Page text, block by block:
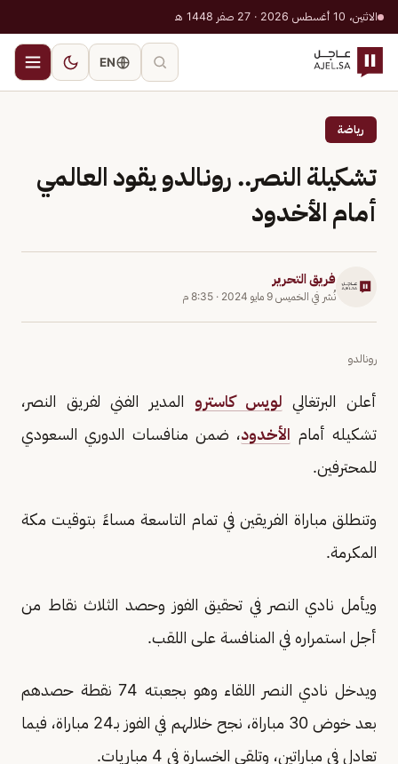
الاثنين، 10 أغسطس 2026 · 27 صفر 1448 هـ
EN
رياضة
تشكيلة النصر.. رونالدو يقود العالمي
أمام الأخدود
فريق التحرير
نُشر في الخميس 9 مايو 2024 · 8:35 م
رونالدو
أعلن البرتغالي لويس كاسترو المدير الفني لفريق النصر،
تشكيله أمام الأخدود، ضمن منافسات الدوري السعودي
للمحترفين.
وتنطلق مباراة الفريقين في تمام التاسعة مساءً بتوقيت مكة
المكرمة.
ويأمل نادي النصر في تحقيق الفوز وحصد الثلاث نقاط من
أجل استمراره في المنافسة على اللقب.
ويدخل نادي النصر اللقاء وهو بجعبته 74 نقطة حصدهم
بعد خوض 30 مباراة، نجح خلالهم في الفوز بـ24 مباراة، فيما
تعادل في مباراتين، وتلقى الخسارة في 4 مباريات.